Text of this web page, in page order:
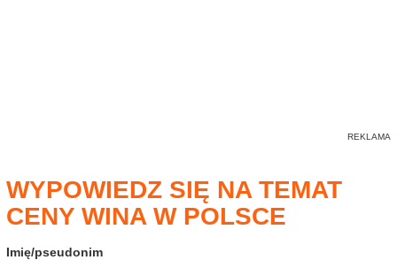
WYPOWIEDZ SIĘ NA TEMAT
CENY WINA W POLSCE
Imię/pseudonim